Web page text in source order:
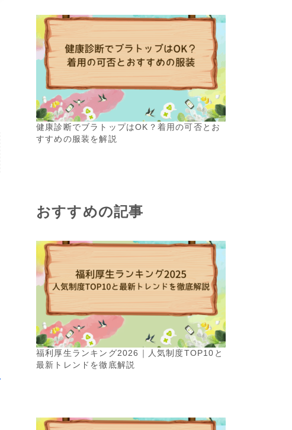
健康診断でブラトップはOK？着用の可否とお
すすめの服装を解説
おすすめの記事
福利厚生ランキング2026｜人気制度TOP10と
最新トレンドを徹底解説